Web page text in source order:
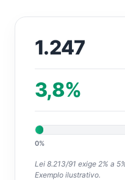
1.247
3,8%
0%
Lei 8.213/91 exige 2% a
Exemplo ilustrativo.